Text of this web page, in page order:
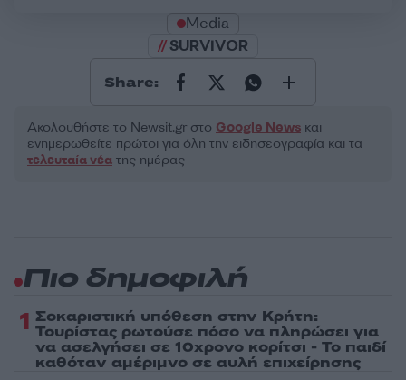
Media
SURVIVOR
Share:
Ακολουθήστε το Νewsit.gr στο Google News και
ενημερωθείτε πρώτοι για όλη την ειδησεογραφία και τα
τελευταία νέα της ημέρας
Πιο δημοφιλή
1 Σοκαριστική υπόθεση στην Κρήτη:
Τουρίστας ρωτούσε πόσο να πληρώσει για
να ασελγήσει σε 10χρονο κορίτσι - Το παιδί
καθόταν αμέριμνο σε αυλή επιχείρησης